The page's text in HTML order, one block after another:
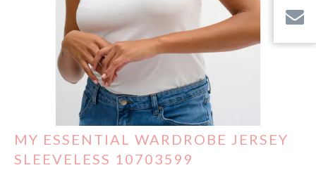
Outlet
MY ESSENTIAL WARDROBE JERSEY
SLEEVELESS 10703599